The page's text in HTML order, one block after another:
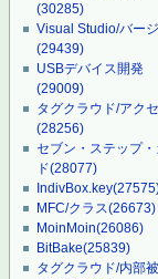
(30285)
Visual Studio/バー
(29439)
USBデバイス開発
(29009)
タグクラウド/アク
(28256)
セブン・ステップ・
ド(28077)
IndivBox.key
MFC/クラス(26673)
MoinMoin(26086)
BitBake(25839)
タグクラウド/内部